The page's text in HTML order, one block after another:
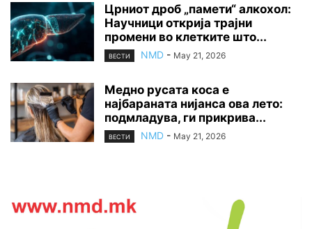
Црниот дроб „памети“ алкохол:
Научници открија трајни
промени во клетките што...
ВЕСТИ NMD - May 21, 2026
Медно русата коса е
најбараната нијанса ова лето:
подмладува, ги прикрива...
ВЕСТИ NMD - May 21, 2026